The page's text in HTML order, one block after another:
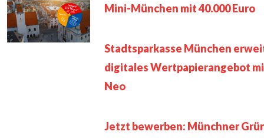
Mini-München mit 40.000 Euro
Stadtsparkasse München
digitales Wertpapierangebot
Neo
Jetzt bewerben: Münchner